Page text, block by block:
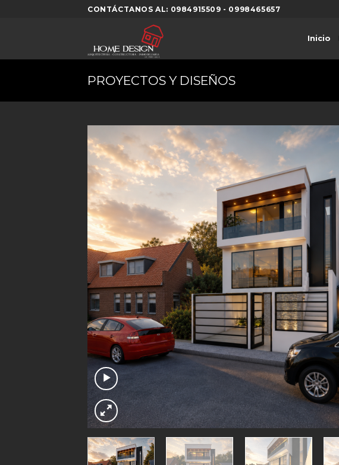
CONTÁCTANOS AL: 0984915509 - 0998465657
Inicio
PROYECTOS Y DISEÑOS